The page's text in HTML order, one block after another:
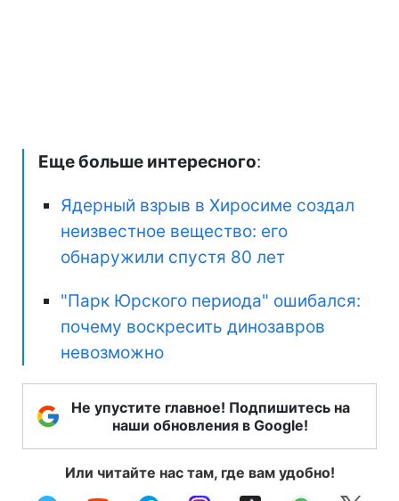
Еще больше интересного:
Ядерный взрыв в Хиросиме создал
неизвестное вещество: его
обнаружили спустя 80 лет
"Парк Юрского периода" ошибался:
почему воскресить динозавров
невозможно
Не упустите главное! Подпишитесь на
наши обновления в Google!
Или читайте нас там, где вам удобно!